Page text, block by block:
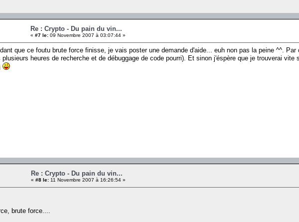
Re : Crypto - Du pain du vin...
« #7 le: 09 Novembre 2007 à 03:07:44 »
que ce foutu brute force finisse, je vais poster une demande d'aide... euh non pas la peine ^^.
plusieurs heures de recherche et de débuggage de code pourri). Et sinon j'éspère que je trouverai
Re : Crypto - Du pain du vin...
« #8 le: 11 Novembre 2007 à 16:26:54 »
brute force....